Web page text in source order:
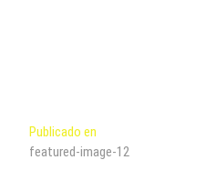
Navegación
de
Publicado en
featured-image-12